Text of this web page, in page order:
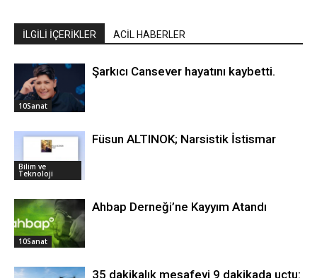
İLGİLİ İÇERİKLER ACİL HABERLER
10Sanat
Şarkıcı Cansever hayatını kaybetti.
Bilim ve
Teknoloji
Füsun ALTINOK; Narsistik İstismar
10Sanat
Ahbap Derneği’ne Kayyım Atandı
35 dakikalık mesafeyi 9 dakikada uçtu: